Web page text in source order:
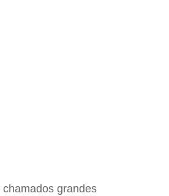
grandes